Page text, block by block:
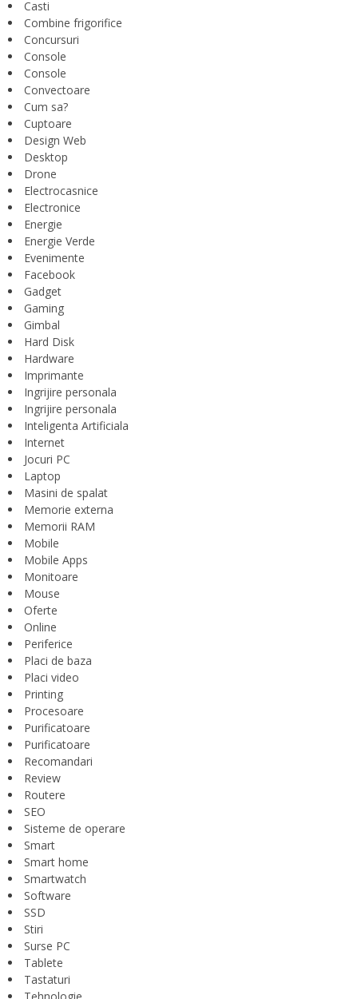
Casti
Combine frigorifice
Concursuri
Console
Console
Convectoare
Cum sa?
Cuptoare
Design Web
Desktop
Drone
Electrocasnice
Electronice
Energie
Energie Verde
Evenimente
Facebook
Gadget
Gaming
Gimbal
Hard Disk
Hardware
Imprimante
Ingrijire personala
Ingrijire personala
Inteligenta Artificiala
Internet
Jocuri PC
Laptop
Masini de spalat
Memorie externa
Memorii RAM
Mobile
Mobile Apps
Monitoare
Mouse
Oferte
Online
Periferice
Placi de baza
Placi video
Printing
Procesoare
Purificatoare
Purificatoare
Recomandari
Review
Routere
SEO
Sisteme de operare
Smart
Smart home
Smartwatch
Software
SSD
Stiri
Surse PC
Tablete
Tastaturi